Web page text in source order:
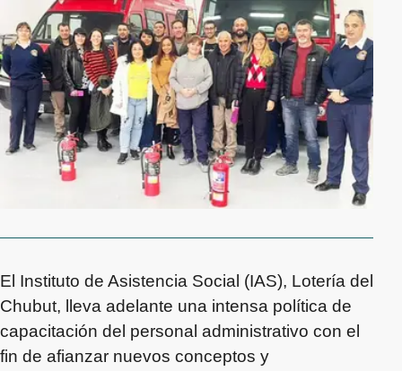
El Instituto de Asistencia Social (IAS), Lotería del
Chubut, lleva adelante una intensa política de
capacitación del personal administrativo con el
fin de afianzar nuevos conceptos y